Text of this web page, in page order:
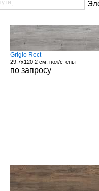
Grigio Rect
29.7x120.2 см, пол/стены
по запросу